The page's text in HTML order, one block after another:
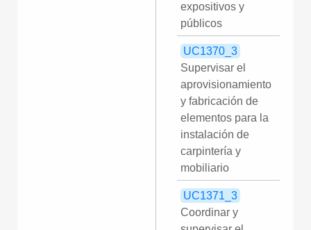
expositivos y
públicos
UC1370_3
Supervisar el
aprovisionamiento
y fabricación de
elementos para la
instalación de
carpintería y
mobiliario
UC1371_3
Coordinar y